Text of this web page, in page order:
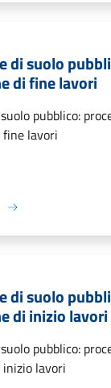
di suolo
di fine lavori
pubblico:
fine lavori
di suolo
di inizio lavori
pubblico:
lavori